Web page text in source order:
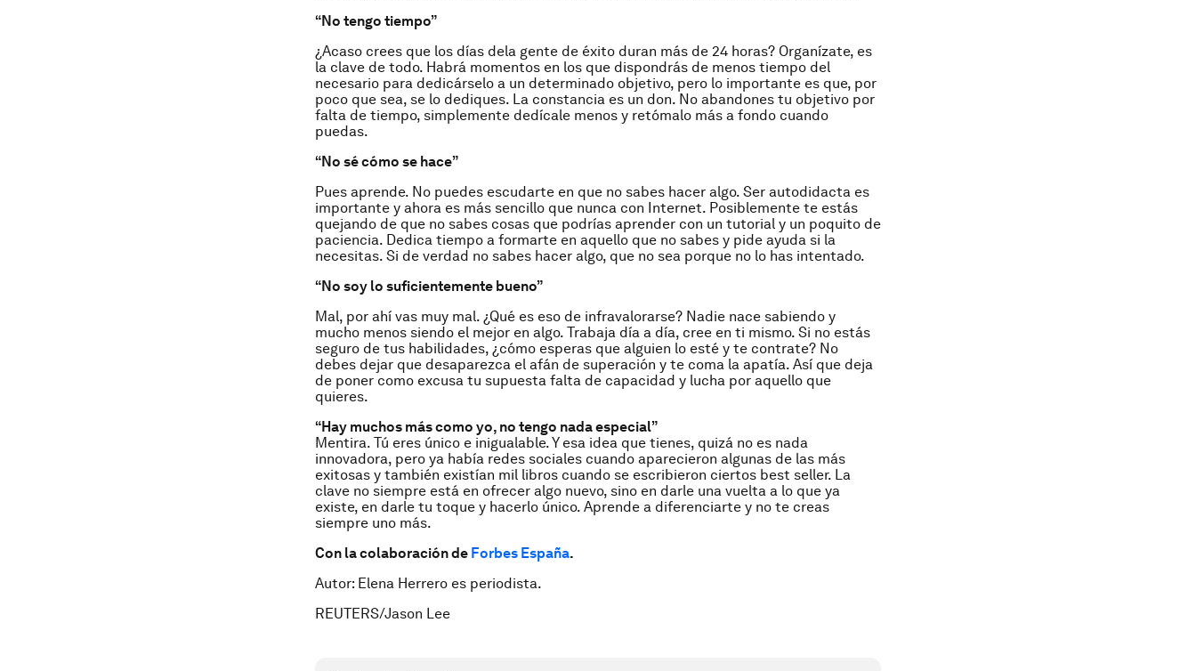
“No tengo tiempo”
¿Acaso crees que los días dela gente de éxito duran más de 24 horas? Organízate, es
la clave de todo. Habrá momentos en los que dispondrás de menos tiempo del
necesario para dedicárselo a un determinado objetivo, pero lo importante es que, por
poco que sea, se lo dediques. La constancia es un don. No abandones tu objetivo por
falta de tiempo, simplemente dedícale menos y retómalo más a fondo cuando
puedas.
“No sé cómo se hace”
Pues aprende. No puedes escudarte en que no sabes hacer algo. Ser autodidacta es
importante y ahora es más sencillo que nunca con Internet. Posiblemente te estás
quejando de que no sabes cosas que podrías aprender con un tutorial y un poquito de
paciencia. Dedica tiempo a formarte en aquello que no sabes y pide ayuda si la
necesitas. Si de verdad no sabes hacer algo, que no sea porque no lo has intentado.
“No soy lo suficientemente bueno”
Mal, por ahí vas muy mal. ¿Qué es eso de infravalorarse? Nadie nace sabiendo y
mucho menos siendo el mejor en algo. Trabaja día a día, cree en ti mismo. Si no estás
seguro de tus habilidades, ¿cómo esperas que alguien lo esté y te contrate? No
debes dejar que desaparezca el afán de superación y te coma la apatía. Así que deja
de poner como excusa tu supuesta falta de capacidad y lucha por aquello que
quieres.
“Hay muchos más como yo, no tengo nada especial”
Mentira. Tú eres único e inigualable. Y esa idea que tienes, quizá no es nada
innovadora, pero ya había redes sociales cuando aparecieron algunas de las más
exitosas y también existían mil libros cuando se escribieron ciertos best seller. La
clave no siempre está en ofrecer algo nuevo, sino en darle una vuelta a lo que ya
existe, en darle tu toque y hacerlo único. Aprende a diferenciarte y no te creas
siempre uno más.
Con la colaboración de Forbes España.
Autor: Elena Herrero es periodista.
REUTERS/Jason Lee